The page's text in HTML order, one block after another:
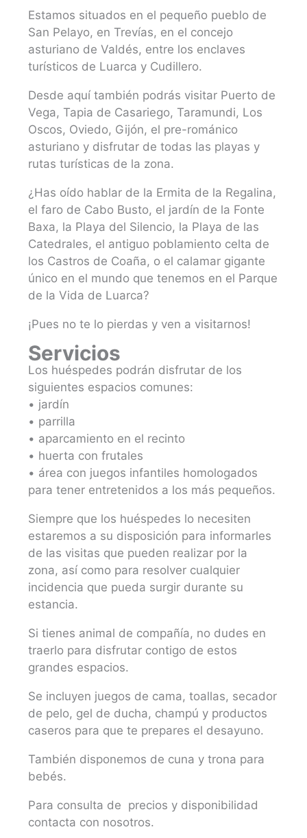
Estamos situados en el pequeño pueblo de
San Pelayo, en Trevías, en el concejo
asturiano de Valdés, entre los enclaves
turísticos de Luarca y Cudillero.
Desde aquí también podrás visitar Puerto de
Vega, Tapia de Casariego, Taramundi, Los
Oscos, Oviedo, Gijón, el pre-románico
asturiano y disfrutar de todas las playas y
rutas turísticas de la zona.
¿Has oído hablar de la Ermita de la Regalina,
el faro de Cabo Busto, el jardín de la Fonte
Baxa, la Playa del Silencio, la Playa de las
Catedrales, el antiguo poblamiento celta de
los Castros de Coaña, o el calamar gigante
único en el mundo que tenemos en el Parque
de la Vida de Luarca?
¡Pues no te lo pierdas y ven a visitarnos!
Servicios
Los huéspedes podrán disfrutar de los
siguientes espacios comunes:
• jardín
• parrilla
• aparcamiento en el recinto
• huerta con frutales
• área con juegos infantiles homologados
para tener entretenidos a los más pequeños.
Siempre que los huéspedes lo necesiten
estaremos a su disposición para informarles
de las visitas que pueden realizar por la
zona, así como para resolver cualquier
incidencia que pueda surgir durante su
estancia.
Si tienes animal de compañía, no dudes en
traerlo para disfrutar contigo de estos
grandes espacios.
Se incluyen juegos de cama, toallas, secador
de pelo, gel de ducha, champú y productos
caseros para que te prepares el desayuno.
También disponemos de cuna y trona para
bebés.
Para consulta de precios y disponibilidad
contacta con nosotros.